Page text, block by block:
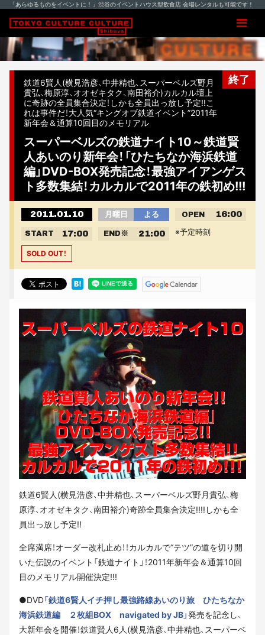
「あらゆるものをイベントに！」渋谷のイベントハウス型飲食店 会場レンタルも可能です！
終了
鉄道6賢人(横見浩彦、中井精也、スーパーベルズ野月
貴弘、梅原淳、オオゼキタク、南田裕介)カルカル壇上
に奇跡の全員集合決定！しかも全員出っ放し予定!!こ
れは事件だ！大人気“キングオブ鉄道イベント”2011年
新年会＆通算10回目のメモリアル
スーパーベルズの鉄道ナイト10～鉄道賢
人あいのり新年会！「ひたちなか海浜鉄道
編」DVD-BOX発売記念！最強アイアンゲス
ト多数集結！カルカルで2011年の鉄初め!!!
2011.01.10 月曜日 よる OPEN 16:00
START 17:00 END ※ 21:00 ※予定時刻
SOLD OUT！
鉄道6賢人(横見浩彦、中井精也、スーパーベルズ野月貴弘、梅
原淳、オオゼキタク、南田裕介)奇跡全員集合決定!!!!しかも全
員出っ放し予定!!
全席満席！オーダー改札止め！！カルカルで“テツ”の道を切り開
いた伝説のイベント「鉄道ナイト」！2011年新年会＆通算10回
目のメモリアル開催決定!!!
●DVD「鉄道6賢人イチ押し最強路線あいのり旅 ひたちなか
海浜鉄道編 ２枚組BOX navigated by JB」発売を記念し、
大新年会を開催！鉄道賢人6人(横見浩彦、中井精也、スーパーベ